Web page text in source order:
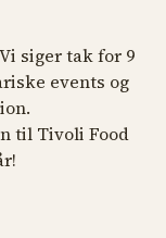
siger tak for 9
events og
til Tivoli Food